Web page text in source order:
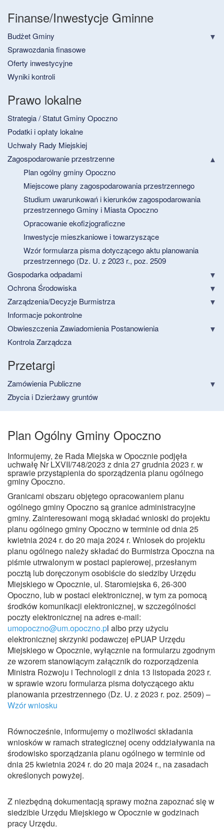
Finanse/Inwestycje Gminne
Budżet Gminy
Sprawozdania finasowe
Oferty inwestycyjne
Wyniki kontroli
Prawo lokalne
Strategia / Statut Gminy Opoczno
Podatki i opłaty lokalne
Uchwały Rady Miejskiej
Zagospodarowanie przestrzenne
Plan ogólny gminy Opoczno
Miejscowe plany zagospodarowania przestrzennego
Studium uwarunkowań i kierunków zagospodarowania
przestrzennego Gminy i Miasta Opoczno
Opracowanie ekofizjograficzne
Inwestycje mieszkaniowe i towarzyszące
Wzór formularza pisma dotyczącego aktu planowania
przestrzennego (Dz. U. z 2023 r., poz. 2509
Gospodarka odpadami
Ochrona Środowiska
Zarządzenia/Decyzje Burmistrza
Informacje pokontrolne
Obwieszczenia Zawiadomienia Postanowienia
Kontrola Zarządcza
Przetargi
Zamówienia Publiczne
Zbycia i Dzierżawy gruntów
Plan Ogólny Gminy Opoczno
Informujemy, że Rada Miejska w Opocznie podjęła
uchwałę Nr LXVII/748/2023 z dnia 27 grudnia 2023 r. w
sprawie przystąpienia do sporządzenia planu ogólnego
gminy Opoczno.
Granicami obszaru objętego opracowaniem planu
ogólnego gminy Opoczno są granice administracyjne
gminy. Zainteresowani mogą składać wnioski do projektu
planu ogólnego gminy Opoczno w terminie od dnia 25
kwietnia 2024 r. do 20 maja 2024 r. Wniosek do projektu
planu ogólnego należy składać do Burmistrza Opoczna na
piśmie utrwalonym w postaci papierowej, przesłanym
pocztą lub doręczonym osobiście do siedziby Urzędu
Miejskiego w Opocznie, ul. Staromiejska 6, 26-300
Opoczno, lub w postaci elektronicznej, w tym za pomocą
środków komunikacji elektronicznej, w szczególności
poczty elektronicznej na adres e-mail:
umopoczno@um.opoczno.pl albo przy użyciu
elektronicznej skrzynki podawczej ePUAP Urzędu
Miejskiego w Opocznie, wyłącznie na formularzu zgodnym
ze wzorem stanowiącym załącznik do rozporządzenia
Ministra Rozwoju i Technologii z dnia 13 listopada 2023 r.
w sprawie wzoru formularza pisma dotyczącego aktu
planowania przestrzennego (Dz. U. z 2023 r. poz. 2509) –
Wzór wniosku
Równocześnie, informujemy o możliwości składania
wniosków w ramach strategicznej oceny oddziaływania na
środowisko sporządzania planu ogólnego w terminie od
dnia 25 kwietnia 2024 r. do 20 maja 2024 r., na zasadach
określonych powyżej.
Z niezbędną dokumentacją sprawy można zapoznać się w
siedzibie Urzędu Miejskiego w Opocznie w godzinach
pracy Urzędu.